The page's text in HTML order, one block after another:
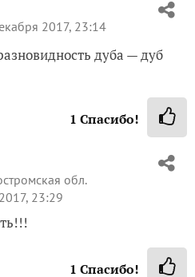
2017, 23:14
дуба — дуб
1 Спасибо!
обл.
23:29
1 Спасибо!